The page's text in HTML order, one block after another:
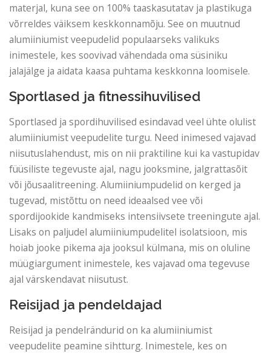
materjal, kuna see on 100% taaskasutatav ja plastikuga
võrreldes väiksem keskkonnamõju. See on muutnud
alumiiniumist veepudelid populaarseks valikuks
inimestele, kes soovivad vähendada oma süsiniku
jalajälge ja aidata kaasa puhtama keskkonna loomisele.
Sportlased ja fitnessihuvilised
Sportlased ja spordihuvilised esindavad veel ühte olulist
alumiiniumist veepudelite turgu. Need inimesed vajavad
niisutuslahendust, mis on nii praktiline kui ka vastupidav
füüsiliste tegevuste ajal, nagu jooksmine, jalgrattasõit
või jõusaalitreening. Alumiiniumpudelid on kerged ja
tugevad, mistõttu on need ideaalsed vee või
spordijookide kandmiseks intensiivsete treeningute ajal.
Lisaks on paljudel alumiiniumpudelitel isolatsioon, mis
hoiab jooke pikema aja jooksul külmana, mis on oluline
müügiargument inimestele, kes vajavad oma tegevuse
ajal värskendavat niisutust.
Reisijad ja pendeldajad
Reisijad ja pendelrändurid on ka alumiiniumist
veepudelite peamine sihtturg. Inimestele, kes on